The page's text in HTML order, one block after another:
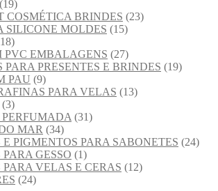
(19)
COSMÉTICA BRINDES (23)
SILICONE MOLDES (15)
PVC EMBALAGENS (27)
PRESENTES E BRINDES (19)
PAU (9)
PARA VELAS (13)
(3)
(31)
MAR (34)
PIGMENTOS PARA SABONETES (24)
GESSO (1)
PARA VELAS E CERAS (12)
(24)